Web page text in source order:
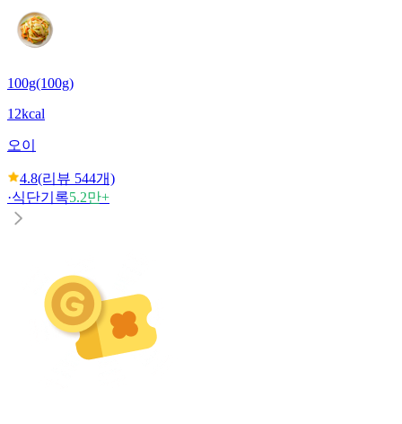
100g(100g)
12kcal
오이
4.8(리뷰 544개)
·식단기록5.2만+